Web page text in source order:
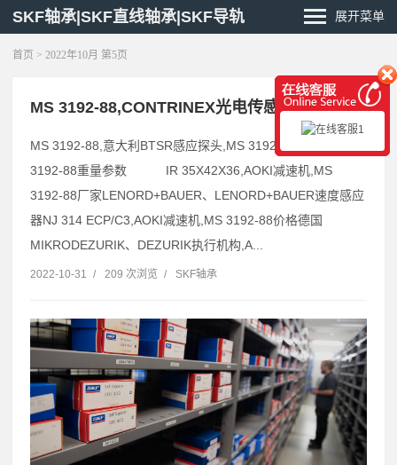
SKF轴承|SKF直线轴承|SKF导轨 展开菜单
首页 > 2022年10月 第5页
MS 3192-88,CONTRINEX光电传感器
MS 3192-88,意大利BTSR感应探头,MS 3192-88货期，MS
3192-88重量参数 IR 35X42X36,AOKI减速机,MS
3192-88厂家LENORD+BAUER、LENORD+BAUER速度感应
器NJ 314 ECP/C3,AOKI减速机,MS 3192-88价格德国
MIKRODEZURIK、DEZURIK执行机构,A...
2022-10-31 / 209 次浏览 / SKF轴承